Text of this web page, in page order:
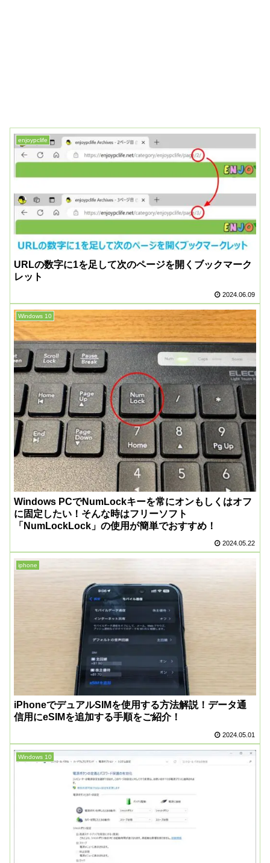
enjoypclife
URLの数字に1を足して次のページを開くブックマーク
レット
2024.06.09
Windows 10
Windows PCでNumLockキーを常にオンもしくはオフ
に固定したい！そんな時はフリーソフト
「NumLockLock」の使用が簡単でおすすめ！
2024.05.22
iphone
iPhoneでデュアルSIMを使用する方法解説！データ通
信用にeSIMを追加する手順をご紹介！
2024.05.01
Windows 10